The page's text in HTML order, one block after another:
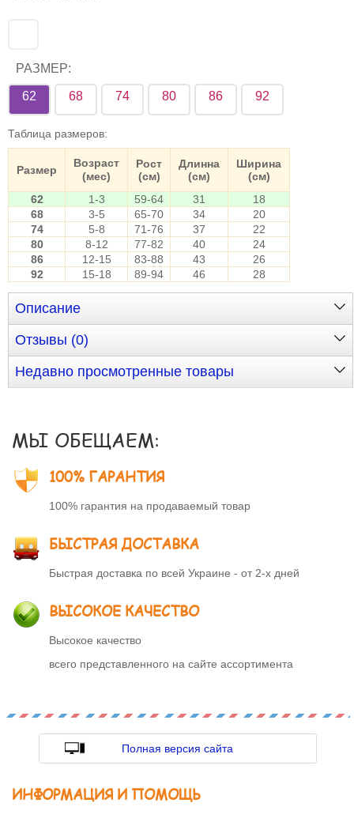
РАЗМЕР:
62 68 74 80 86 92
Таблица размеров:
Размер
Возраст
(мес)
Рост
(см)
Длинна
(см)
Ширина
(см)
62
1-3 59-64 31
18
68
3-5 65-70 34
20
74
5-8 71-76 37
22
80
8-12 77-82 40
24
86
12-15 83-88 43
26
92
15-18 89-94 46 28
Описание
Отзывы (0)
Недавно просмотренные товары
МЫ ОБЕЩАЕМ:
100% ГАРАНТИЯ
100% гарантия на продаваемый товар
БЫСТРАЯ ДОСТАВКА
Быстрая доставка по всей Украине - от 2-х дней
ВЫСОКОЕ КАЧЕСТВО
Высокое качество
всего представленного на сайте ассортимента
Полная версия сайта
ИНФОРМАЦИЯ И ПОМОЩЬ